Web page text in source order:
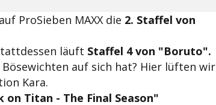
ProSieben MAXX die 2. Staffel von
läuft Staffel 4 von "Boruto".
auf sich hat? Hier lüften wir
Kara.
on Titan - The Final Season"